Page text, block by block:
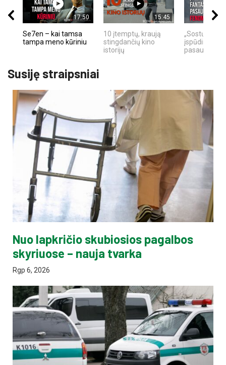
17:50
Se7en – kai tamsa
tampa meno kūriniu
15:45
10 įtemptų, kraują
stingdančių kino
istorijų
„Sostų
įspūdingas
pasaulio
Susiję straipsniai
Nuo lapkričio skubiosios pagalbos
skyriuose – nauja tvarka
Rgp 6, 2026